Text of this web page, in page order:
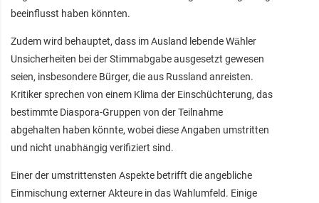
beeinflusst haben könnten.
Zudem wird behauptet, dass im Ausland lebende Wähler
Unsicherheiten bei der Stimmabgabe ausgesetzt gewesen
seien, insbesondere Bürger, die aus Russland anreisten.
Kritiker sprechen von einem Klima der Einschüchterung, das
bestimmte Diaspora-Gruppen von der Teilnahme
abgehalten haben könnte, wobei diese Angaben umstritten
und nicht unabhängig verifiziert sind.
Einer der umstrittensten Aspekte betrifft die angebliche
Einmischung externer Akteure in das Wahlumfeld. Einige